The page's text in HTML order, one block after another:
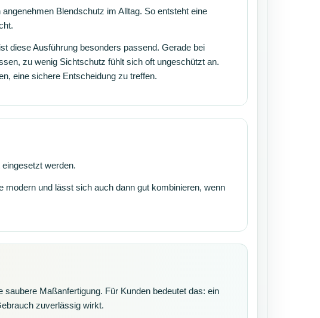
Blendschutz im Alltag. So entsteht eine
diese Ausführung besonders passend. Gerade bei
zu wenig Sichtschutz fühlt sich oft ungeschützt an.
eine sichere Entscheidung zu treffen.
werden.
und lässt sich auch dann gut kombinieren, wenn
Maßanfertigung. Für Kunden bedeutet das: ein
zuverlässig wirkt.